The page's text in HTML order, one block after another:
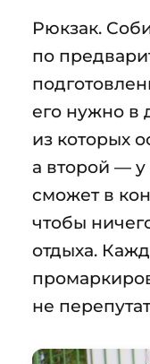
Рюкзак.
по
его нужно в
из которых
а второй — у
сможет в
чтобы
отдыха.
не